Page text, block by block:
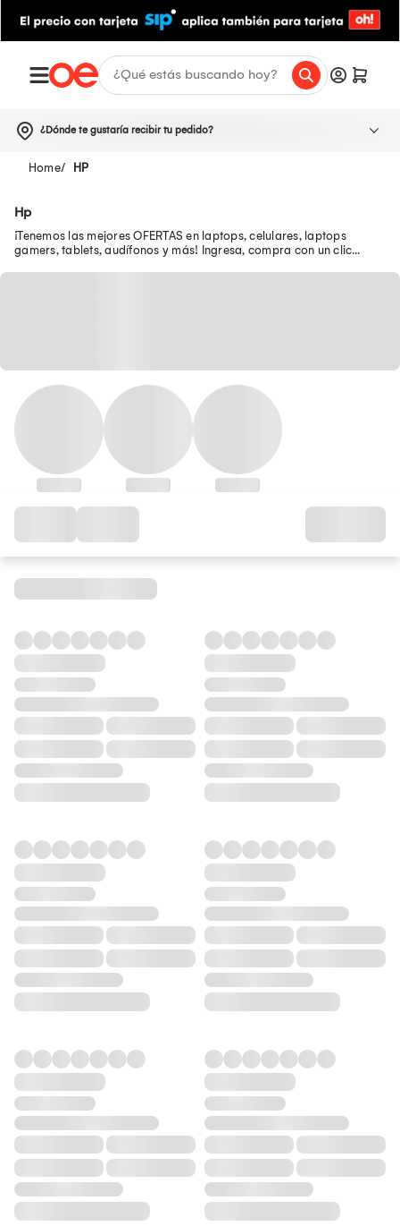
¿Dónde te gustaría recibir tu pedido?
HP
Hp
¡Tenemos las mejores OFERTAS en laptops, celulares, laptops
gamers, tablets, audífonos y más! Ingresa, compra con un clic